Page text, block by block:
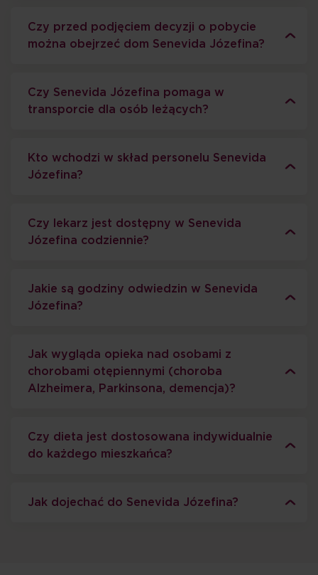
Czy przed podjęciem decyzji o pobycie
można obejrzeć dom Senevida Józefina?
Czy Senevida Józefina pomaga w
transporcie dla osób leżących?
Kto wchodzi w skład personelu Senevida
Józefina?
Czy lekarz jest dostępny w Senevida
Józefina codziennie?
Jakie są godziny odwiedzin w Senevida
Józefina?
Jak wygląda opieka nad osobami z
chorobami otępiennymi (choroba
Alzheimera, Parkinsona, demencja)?
Czy dieta jest dostosowana indywidualnie
do każdego mieszkańca?
Jak dojechać do Senevida Józefina?